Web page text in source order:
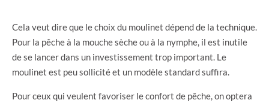
Cela veut dire que le choix du moulinet dépend de la technique.
Pour la pêche à la mouche sèche ou à la nymphe, il est inutile
de se lancer dans un investissement trop important. Le
moulinet est peu sollicité et un modèle standard suffira.
Pour ceux qui veulent favoriser le confort de pêche, on optera